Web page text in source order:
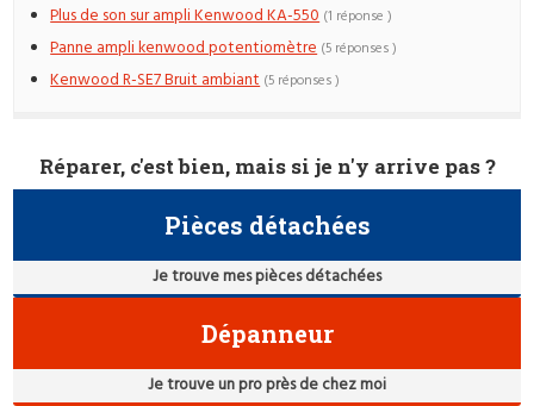
Plus de son sur ampli Kenwood KA-550 (1 réponse )
Panne ampli kenwood potentiomètre (5 réponses )
Kenwood R-SE7 Bruit ambiant (5 réponses )
Réparer, c'est bien, mais si je n'y arrive pas ?
Pièces détachées
Je trouve mes pièces détachées
Dépanneur
Je trouve un pro près de chez moi